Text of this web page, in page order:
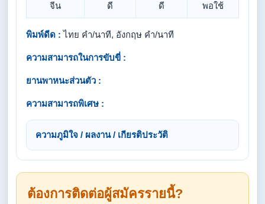
จีน ดี ดี พอใช้
พิมพ์ดีด : ไทย คำ/นาที, อังกฤษ คำ/นาที
ความสามารถในการขับขี่ :
ยานพาหนะส่วนตัว :
ความสามารถพิเศษ :
ความภูมิใจ / ผลงาน / เกียรติประวัติ
ต้องการติดต่อผู้สมัครรายนี้?